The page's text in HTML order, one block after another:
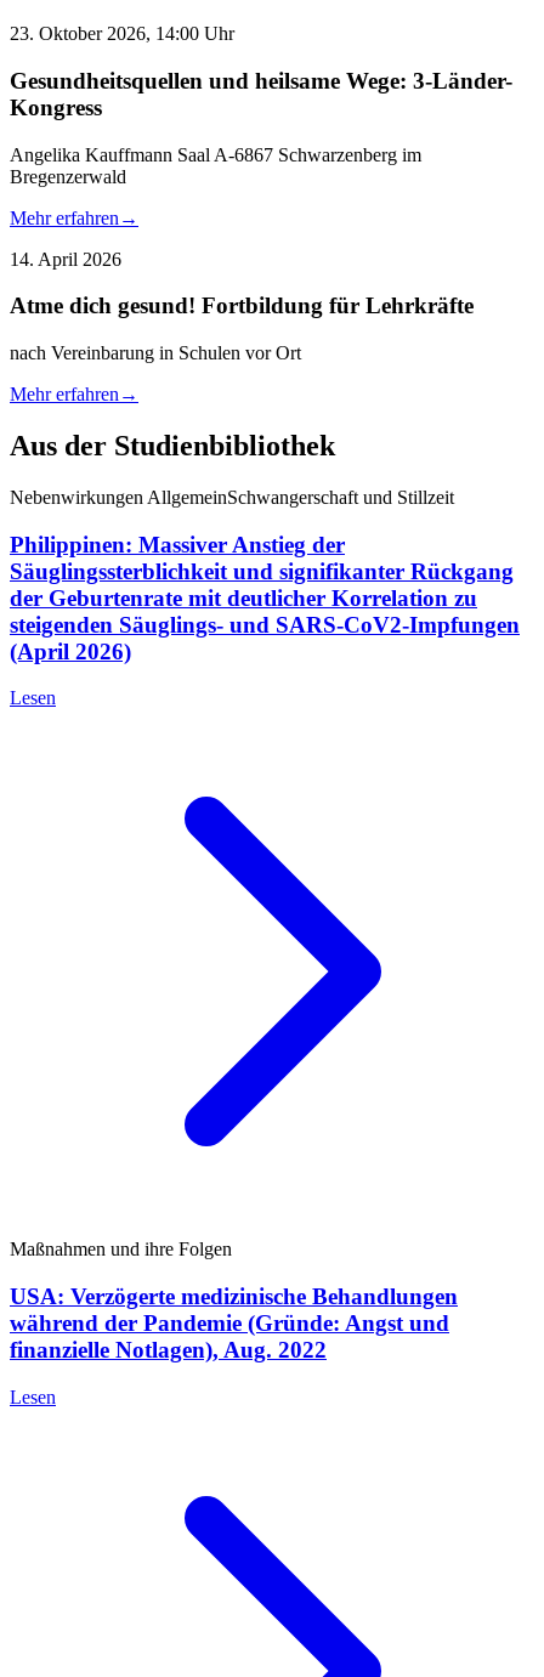
23. Oktober 2026, 14:00 Uhr
Gesundheitsquellen und heilsame Wege: 3-Länder-
Kongress
Angelika Kauffmann Saal A-6867 Schwarzenberg im
Bregenzerwald
Mehr erfahren →
14. April 2026
Atme dich gesund! Fortbildung für Lehrkräfte
nach Vereinbarung in Schulen vor Ort
Mehr erfahren →
Aus der Studienbibliothek
Nebenwirkungen AllgemeinSchwangerschaft und Stillzeit
Philippinen: Massiver Anstieg der
Säuglingssterblichkeit und signifikanter Rückgang
der Geburtenrate mit deutlicher Korrelation zu
steigenden Säuglings- und SARS-CoV2-Impfungen
(April 2026)
Lesen
Maßnahmen und ihre Folgen
USA: Verzögerte medizinische Behandlungen
während der Pandemie (Gründe: Angst und
finanzielle Notlagen), Aug. 2022
Lesen